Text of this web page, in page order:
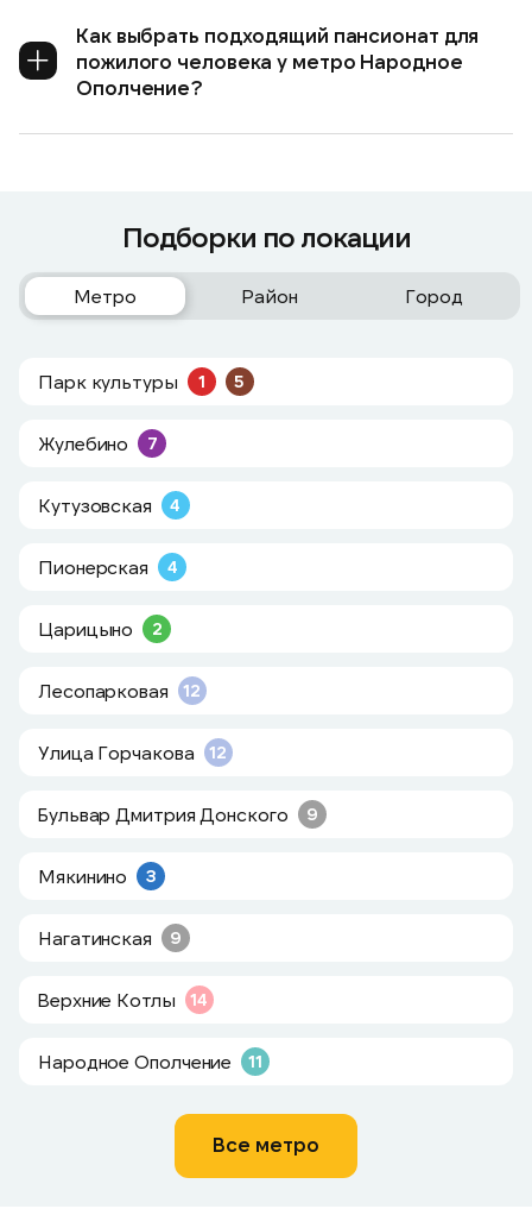
Как выбрать подходящий пансионат для
пожилого человека у метро Народное
Ополчение?
Подборки по локации
Метро Район Город
Парк культуры 1 5
Жулебино 7
Кутузовская 4
Пионерская 4
Царицыно 2
Лесопарковая 12
Улица Горчакова 12
Бульвар Дмитрия Донского 9
Мякинино 3
Нагатинская 9
Верхние Котлы 14
Народное Ополчение 11
Все метро